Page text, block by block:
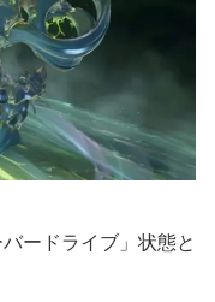
ードライブ」状態と